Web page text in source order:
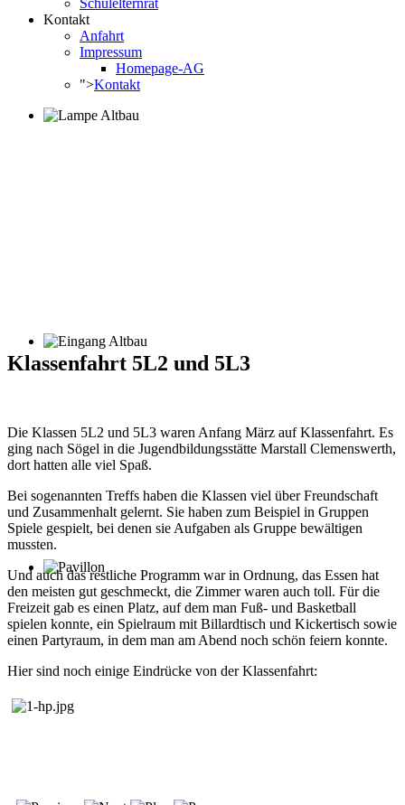
Schulelternrat
Kontakt
Anfahrt
Impressum
Homepage-AG
">Kontakt
Klassenfahrt 5L2 und 5L3
Die Klassen 5L2 und 5L3 waren Anfang März auf Klassenfahrt. Es
ging nach Sögel in die Jugendbildungsstätte Marstall Clemenswerth,
dort hatten alle viel Spaß.
Bei sogenannten Treffs haben die Klassen viel über Freundschaft
und Zusammenhalt gelernt. Sie haben zum Beispiel in Gruppen
Spiele gespielt, bei denen sie Aufgaben als Gruppe bewältigen
mussten.
Und auch das restliche Programm war in Ordnung, das Essen hat
den meisten gut geschmeckt, die Zimmer waren auch toll. Für die
Freizeit gab es einen Platz, auf dem man Fuß- und Basketball
spielen konnte, ein Spielraum mit Billardtisch und Kickertisch sowie
einen Partyraum, in dem man am Abend noch schön feiern konnte.
Hier sind noch einige Eindrücke von der Klassenfahrt: